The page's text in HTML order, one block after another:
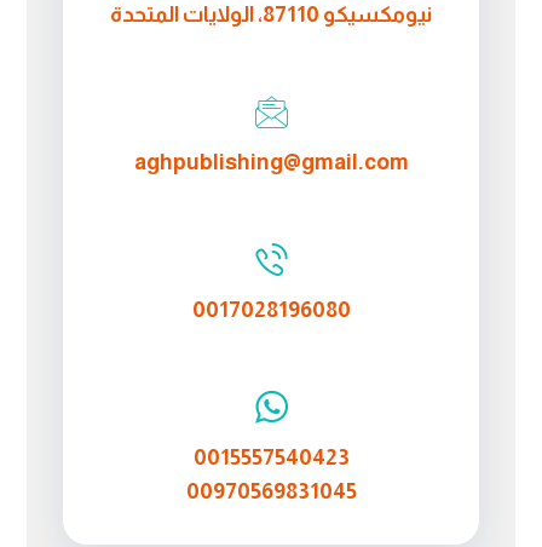
نيومكسيكو 87110، الولايات المتحدة
aghpublishing@gmail.com
0017028196080
0015557540423
00970569831045